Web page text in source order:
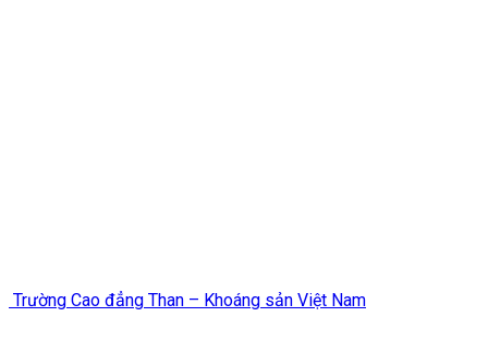
Trường Cao đẳng Than – Khoáng sản Việt Nam